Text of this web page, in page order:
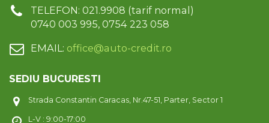
TELEFON: 021.9908 (tarif normal)
0740 003 995, 0754 223 058
EMAIL: office@auto-credit.ro
SEDIU BUCURESTI
Strada Constantin Caracas, Nr.47-51, Parter, Sector 1
L-V : 9:00-17:00